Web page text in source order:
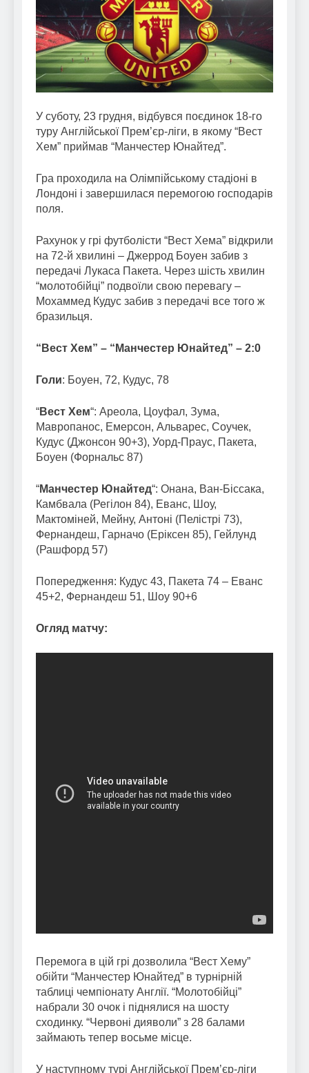
У суботу, 23 грудня, відбувся поєдинок 18-го
туру Англійської Прем’єр-ліги, в якому “Вест
Хем” приймав “Манчестер Юнайтед”.
Гра проходила на Олімпійському стадіоні в
Лондоні і завершилася перемогою господарів
поля.
Рахунок у грі футболісти “Вест Хема” відкрили
на 72-й хвилині – Джеррод Боуен забив з
передачі Лукаса Пакета. Через шість хвилин
“молотобійці” подвоїли свою перевагу –
Мохаммед Кудус забив з передачі все того ж
бразильця.
“Вест Хем” – “Манчестер Юнайтед” – 2:0
Голи: Боуен, 72, Кудус, 78
“Вест Хем“: Ареола, Цоуфал, Зума,
Мавропанос, Емерсон, Альварес, Соучек,
Кудус (Джонсон 90+3), Уорд-Праус, Пакета,
Боуен (Форнальс 87)
“Манчестер Юнайтед“: Онана, Ван-Біссака,
Камбвала (Регілон 84), Еванс, Шоу,
Мактоміней, Мейну, Антоні (Пелістрі 73),
Фернандеш, Гарначо (Еріксен 85), Гейлунд
(Рашфорд 57)
Попередження: Кудус 43, Пакета 74 – Еванс
45+2, Фернандеш 51, Шоу 90+6
Огляд матчу:
Перемога в цій грі дозволила “Вест Хему”
обійти “Манчестер Юнайтед” в турнірній
таблиці чемпіонату Англії. “Молотобійці”
набрали 30 очок і піднялися на шосту
сходинку. “Червоні дияволи” з 28 балами
займають тепер восьме місце.
У наступному турі Англійської Прем’єр-ліги